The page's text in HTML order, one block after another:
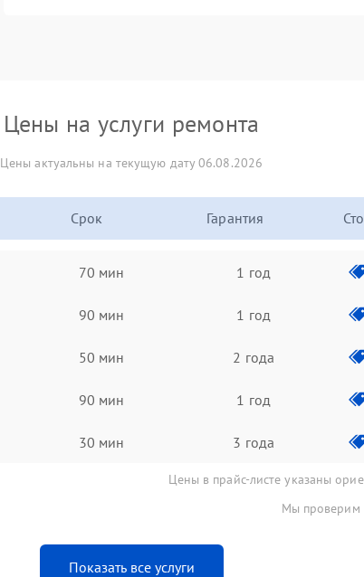
Цены на услуги ремонта
Цены актуальны на текущую дату 06.08.2026
Срок Гарантия
70 мин 1 год
90 мин 1 год
50 мин 2 года
90 мин 1 год
30 мин 3 года
Цены в прайс-листе указаны
Мы проверим
Показать все услуги